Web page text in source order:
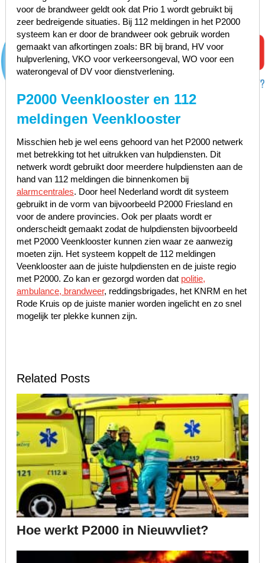
voor de brandweer geldt ook dat Prio 1 wordt gebruikt bij
zeer bedreigende situaties. Bij 112 meldingen in het P2000
systeem kan er door de brandweer ook gebruik worden
gemaakt van afkortingen zoals: BR bij brand, HV voor
hulpverlening, VKO voor verkeersongeval, WO voor een
waterongeval of DV voor dienstverlening.
P2000 Veenklooster en 112
meldingen Veenklooster
Misschien heb je wel eens gehoord van het P2000 netwerk
met betrekking tot het uitrukken van hulpdiensten. Dit
netwerk wordt gebruikt door meerdere hulpdiensten aan de
hand van 112 meldingen die binnenkomen bij
alarmcentrales. Door heel Nederland wordt dit systeem
gebruikt in de vorm van bijvoorbeeld P2000 Friesland en
voor de andere provincies. Ook per plaats wordt er
onderscheidt gemaakt zodat de hulpdiensten bijvoorbeeld
met P2000 Veenklooster kunnen zien waar ze aanwezig
moeten zijn. Het systeem koppelt de 112 meldingen
Veenklooster aan de juiste hulpdiensten en de juiste regio
met P2000. Zo kan er gezorgd worden dat politie,
ambulance, brandweer, reddingsbrigades, het KNRM en het
Rode Kruis op de juiste manier worden ingelicht en zo snel
mogelijk ter plekke kunnen zijn.
Related Posts
Hoe werkt P2000 in Nieuwvliet?